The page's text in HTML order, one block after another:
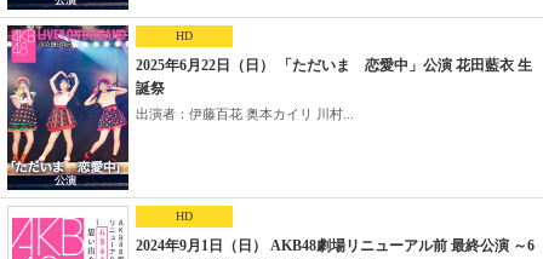
HD
2025年6月22日（日） 「ただいま 恋愛中」公演 花田藍衣 生
誕祭
出演者：伊藤百花 奥本カイリ 川村...
HD
2024年9月1日（日） AKB48劇場リニューアル前 最終公演 ～6